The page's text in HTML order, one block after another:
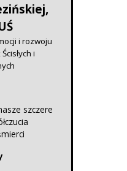
i rozwoju
i
szczere